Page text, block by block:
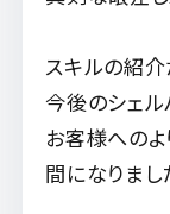
スキルの紹介
今後のシェル
お客様への
間になりまし